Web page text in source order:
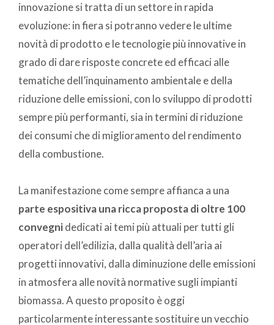
innovazione si tratta di un settore in rapida
evoluzione: in fiera si potranno vedere le ultime
novità di prodotto e le tecnologie più innovative in
grado di dare risposte concrete ed efficaci alle
tematiche dell’inquinamento ambientale e della
riduzione delle emissioni, con lo sviluppo di prodotti
sempre più performanti, sia in termini di riduzione
dei consumi che di miglioramento del rendimento
della combustione.
La manifestazione come sempre affianca a una
parte espositiva una ricca proposta di oltre 100
convegnidedicati ai temi più attuali per tutti gli
operatori dell’edilizia, dalla qualità dell’aria ai
progetti innovativi, dalla diminuzione delle emissioni
in atmosfera alle novità normative sugli impianti
biomassa. A questo proposito è oggi
particolarmente interessante sostituire un vecchio